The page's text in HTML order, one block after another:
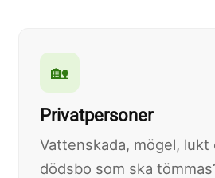
🏡
Privatpersoner
Vattenskada, mögel, lukt
dödsbo som ska